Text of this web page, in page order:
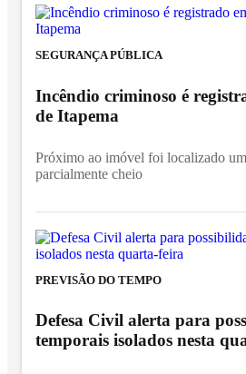
SEGURANÇA PÚBLICA
Incêndio criminoso é
de Itapema
Próximo ao imóvel foi localizado
parcialmente cheio
PREVISÃO DO TEMPO
Defesa Civil alerta para
temporais isolados nesta